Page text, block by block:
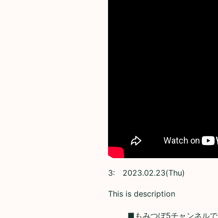
3: 2023.02.23(Thu)
This is description
■もみつぼ5チャンネル